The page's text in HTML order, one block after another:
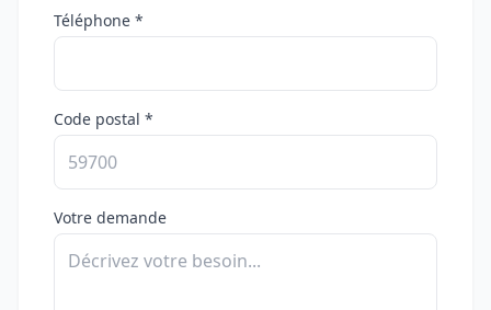
Téléphone *
Code postal *
Votre demande